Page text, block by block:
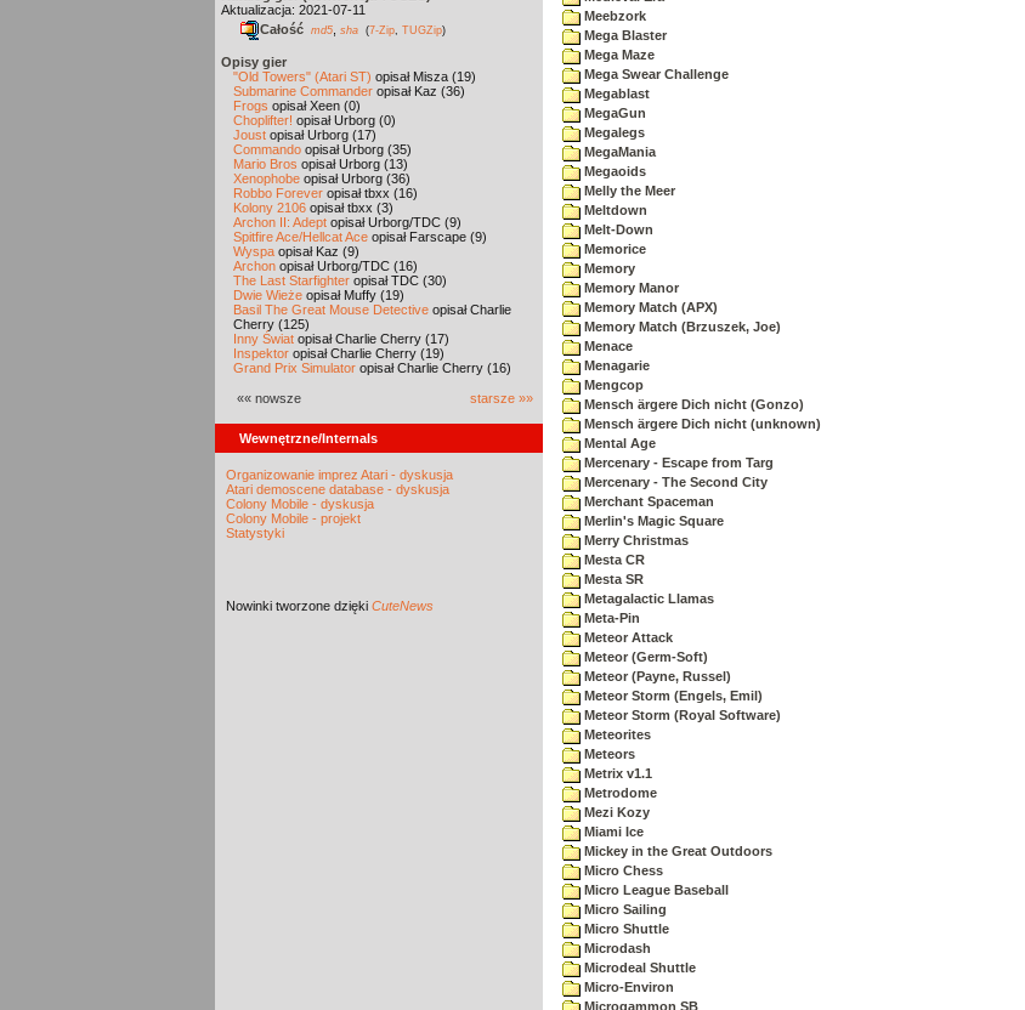
Aktualizacja: 2021-07-11
Całość md5 sha (7-Zip TUGZip)
Opisy gier
"Old Towers" (Atari ST) opisał Misza (19)
Submarine Commander opisał Kaz (36)
Frogs opisał Xeen (0)
Choplifter! opisał Urborg (0)
Joust opisał Urborg (17)
Commando opisał Urborg (35)
Mario Bros opisał Urborg (13)
Xenophobe opisał Urborg (36)
Robbo Forever opisał tbxx (16)
Kolony 2106 opisał tbxx (3)
Archon II: Adept opisał Urborg/TDC (9)
Spitfire Ace/Hellcat Ace opisał Farscape (9)
Wyspa opisał Kaz (9)
Archon opisał Urborg/TDC (16)
The Last Starfighter opisał TDC (30)
Dwie Wieże opisał Muffy (19)
Basil The Great Mouse Detective opisał Charlie
Cherry (125)
Inny Świat opisał Charlie Cherry (17)
Inspektor opisał Charlie Cherry (19)
Grand Prix Simulator opisał Charlie Cherry (16)
«« nowsze starsze »»
Wewnętrzne/Internals
Organizowanie imprez Atari - dyskusja
Atari demoscene database - dyskusja
Colony Mobile - dyskusja
Colony Mobile - projekt
Statystyki
Nowinki tworzone dzięki CuteNews
Meebzork
Mega Blaster
Mega Maze
Mega Swear Challenge
Megablast
MegaGun
Megalegs
MegaMania
Megaoids
Melly the Meer
Meltdown
Melt-Down
Memorice
Memory
Memory Manor
Memory Match (APX)
Memory Match (Brzuszek, Joe)
Menace
Menagarie
Mengcop
Mensch ärgere Dich nicht (Gonzo)
Mensch ärgere Dich nicht (unknown)
Mental Age
Mercenary - Escape from Targ
Mercenary - The Second City
Merchant Spaceman
Merlin's Magic Square
Merry Christmas
Mesta CR
Mesta SR
Metagalactic Llamas
Meta-Pin
Meteor Attack
Meteor (Germ-Soft)
Meteor (Payne, Russel)
Meteor Storm (Engels, Emil)
Meteor Storm (Royal Software)
Meteorites
Meteors
Metrix v1.1
Metrodome
Mezi Kozy
Miami Ice
Mickey in the Great Outdoors
Micro Chess
Micro League Baseball
Micro Sailing
Micro Shuttle
Microdash
Microdeal Shuttle
Micro-Environ
Microgammon SB